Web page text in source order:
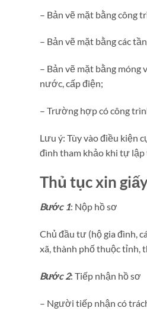
– Bản vẽ mặt bằng công
– Bản vẽ mặt bằng các
– Bản vẽ mặt bằng móng
nước, cấp điện;
– Trường hợp có công
Lưu ý: Tùy vào điều kiện
đình tham khảo khi tự
Thủ tục xin
Bước 1: Nộp hồ sơ
Chủ đầu tư (hộ gia đình,
xã, thành phố thuộc tỉnh,
Bước 2: Tiếp nhận hồ sơ
– Người tiếp nhận có